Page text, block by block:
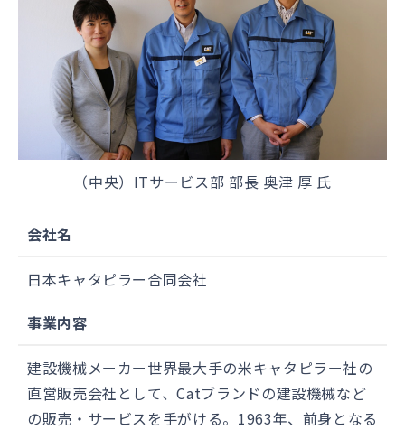
（中央）ITサービス部 部長 奥津 厚 氏
会社名
日本キャタピラー合同会社
事業内容
建設機械メーカー世界最大手の米キャタピラー社の
直営販売会社として、Catブランドの建設機械など
の販売・サービスを手がける。1963年、前身となる